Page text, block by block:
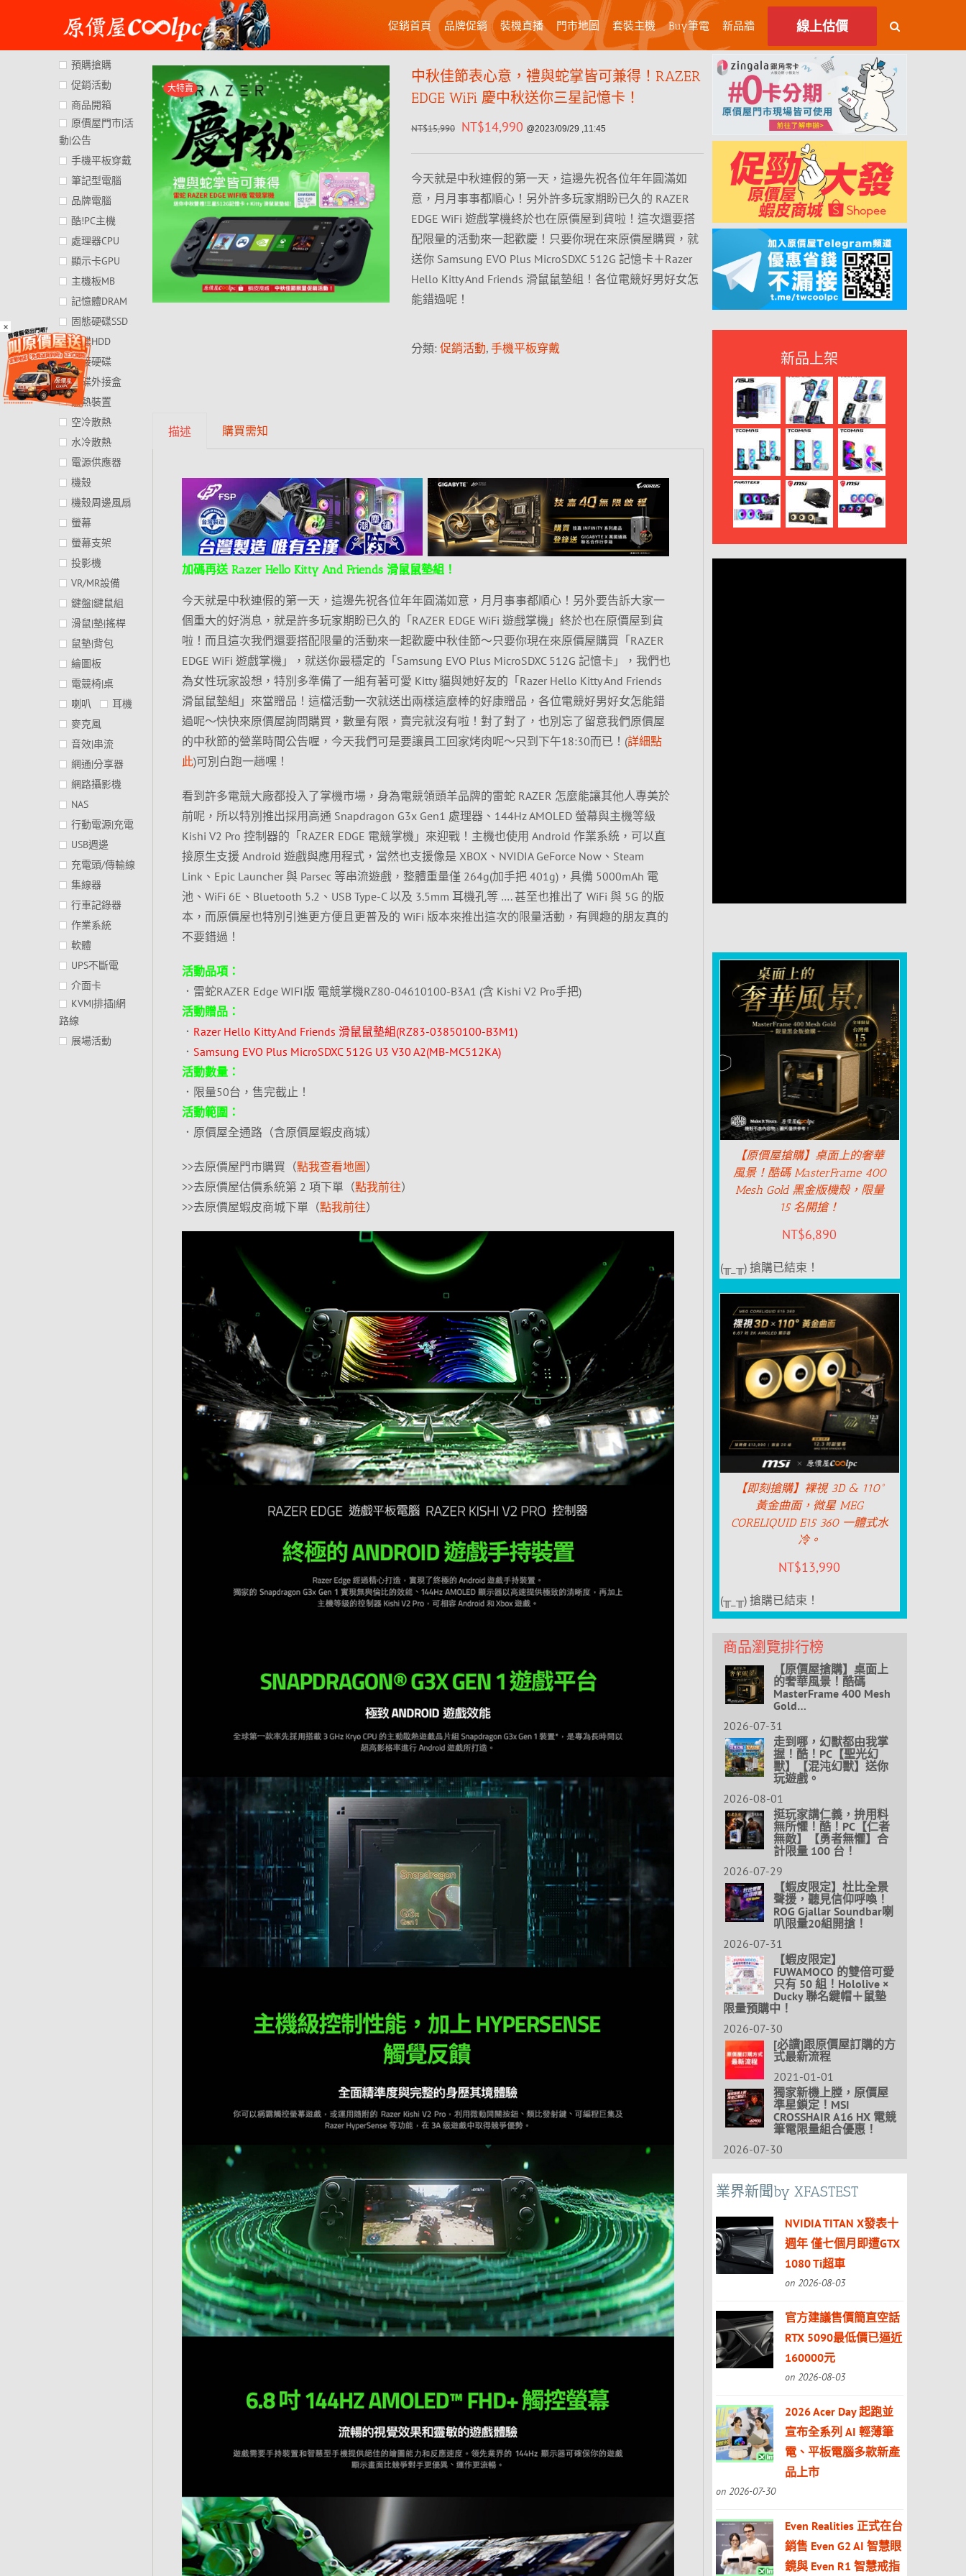
×
content
促銷首頁 品牌促銷 裝機直播 門市地圖 套裝主機 Buy筆電 新品牆 線上估價
大特賣
中秋佳節表心意，禮與蛇掌皆可兼得！RAZER
EDGE WiFi 慶中秋送你三星記憶卡！
NT$15,990 NT$14,990 @2023/09/29 ,11:45
今天就是中秋連假的第一天，這邊先祝各位年年圓滿如
意，月月事事都順心！另外許多玩家期盼已久的 RAZER
EDGE WiFi 遊戲掌機終於也在原價屋到貨啦！這次還要搭
配限量的活動來一起歡慶！只要你現在來原價屋購買，就
送你 Samsung EVO Plus MicroSDXC 512G 記憶卡＋Razer
Hello Kitty And Friends 滑鼠鼠墊組！各位電競好男好女怎
能錯過呢！
分類: 促銷活動, 手機平板穿戴
描述 購買需知
加碼再送 Razer Hello Kitty And Friends 滑鼠鼠墊組！
今天就是中秋連假的第一天，這邊先祝各位年年圓滿如意，月月事事都順心！另外要告訴大家一
個重大的好消息，就是許多玩家期盼已久的「RAZER EDGE WiFi 遊戲掌機」終於也在原價屋到貨
啦！而且這次我們還要搭配限量的活動來一起歡慶中秋佳節～只要你現在來原價屋購買「RAZER
EDGE WiFi 遊戲掌機」，就送你最穩定的「Samsung EVO Plus MicroSDXC 512G 記憶卡」，我們也
為女性玩家設想，特別多準備了一組有著可愛 Kitty 貓與她好友的「Razer Hello Kitty And Friends
滑鼠鼠墊組」來當贈品！這檔活動一次就送出兩樣這麼棒的好康贈品，各位電競好男好女怎能錯
過呢～快快來原價屋詢問購買，數量有限，賣完就沒有啦！對了對了，也別忘了留意我們原價屋
的中秋節的營業時間公告喔，今天我們可是要讓員工回家烤肉呢～只到下午18:30而已！(詳細點
此)可別白跑一趟嘿！
看到許多電競大廠都投入了掌機市場，身為電競領頭羊品牌的雷蛇 RAZER 怎麼能讓其他人專美於
前呢，所以特別推出採用高通 Snapdragon G3x Gen1 處理器、144Hz AMOLED 螢幕與主機等級
Kishi V2 Pro 控制器的「RAZER EDGE 電競掌機」來迎戰！主機也使用 Android 作業系統，可以直
接原生支援 Android 遊戲與應用程式，當然也支援像是 XBOX、NVIDIA GeForce Now、Steam
Link、Epic Launcher 與 Parsec 等串流遊戲，整體重量僅 264g(加手把 401g)，具備 5000mAh 電
池、WiFi 6E、Bluetooth 5.2、USB Type-C 以及 3.5mm 耳機孔等 …. 甚至也推出了 WiFi 與 5G 的版
本，而原價屋也特別引進更方便且更普及的 WiFi 版本來推出這次的限量活動，有興趣的朋友真的
不要錯過！
活動品項：
．雷蛇RAZER Edge WIFI版 電競掌機RZ80-04610100-B3A1 (含 Kishi V2 Pro手把)
活動贈品：
． Razer Hello Kitty And Friends 滑鼠鼠墊組(RZ83-03850100-B3M1)
． Samsung EVO Plus MicroSDXC 512G U3 V30 A2(MB-MC512KA)
活動數量：
．限量50台，售完截止！
活動範圍：
．原價屋全通路（含原價屋蝦皮商城）
>>去原價屋門市購買（點我查看地圖）
>>去原價屋估價系統第 2 項下單（點我前往）
>>去原價屋蝦皮商城下單（點我前往）
預購搶購
促銷活動
商品開箱
原價屋門市|活
動|公告
手機平板穿戴
筆記型電腦
品牌電腦
酷!PC主機
處理器CPU
顯示卡GPU
主機板MB
記憶體DRAM
固態硬碟SSD
硬碟HDD
外接硬碟
硬碟外接盒
散熱裝置
空冷散熱
水冷散熱
電源供應器
機殼
機殼周邊風扇
螢幕
螢幕支架
投影機
VR/MR設備
鍵盤|鍵鼠組
滑鼠|墊|搖桿
鼠墊|背包
繪圖板
電競椅|桌
喇叭
耳機
麥克風
音效|串流
網通|分享器
網路攝影機
NAS
行動電源|充電
USB週邊
充電頭/傳輸線
集線器
行車記錄器
作業系統
軟體
UPS不斷電
介面卡
KVM|排插|網
路線
展場活動
新品上架
【原價屋搶購】桌面上的奢華
風景！酷碼 MasterFrame 400
Mesh Gold 黑金版機殼，限量
15 名開搶！
NT$6,890
(╥_╥) 搶購已結束！
【即刻搶購】裸視 3D & 110°
黃金曲面，微星 MEG
CORELIQUID E15 360 一體式水
冷。
NT$13,990
(╥_╥) 搶購已結束！
商品瀏覽排行榜
【原價屋搶購】桌面上
的奢華風景！酷碼
MasterFrame 400 Mesh
Gold…
2026-07-31
走到哪，幻獸都由我掌
握！酷！PC【聖光幻
獸】【混沌幻獸】送你
玩遊戲。
2026-08-01
挺玩家講仁義，拚用料
無所懼！酷！PC【仁者
無敵】【勇者無懼】合
計限量 100 台！
2026-07-29
【蝦皮限定】杜比全景
聲援，聽見信仰呼喚！
ROG Gjallar Soundbar喇
叭限量20組開搶！
2026-07-31
【蝦皮限定】
FUWAMOCO 的雙倍可愛
只有 50 組！Hololive ×
Ducky 聯名鍵帽＋鼠墊
限量預購中！
2026-07-30
[必讀]跟原價屋訂購的方
式最新流程
2021-01-01
獨家新機上膛，原價屋
準星鎖定！MSI
CROSSHAIR A16 HX 電競
筆電限量組合優惠！
2026-07-30
業界新聞by XFASTEST
NVIDIA TITAN X發表十
週年 僅七個月即遭GTX
1080 Ti超車
on 2026-08-03
官方建議售價簡直空話
RTX 5090最低價已逼近
160000元
on 2026-08-03
2026 Acer Day 起跑並
宣布全系列 AI 輕薄筆
電、平板電腦多款新產
品上市
on 2026-07-30
Even Realities 正式在台
銷售 Even G2 AI 智慧眼
鏡與 Even R1 智慧戒指